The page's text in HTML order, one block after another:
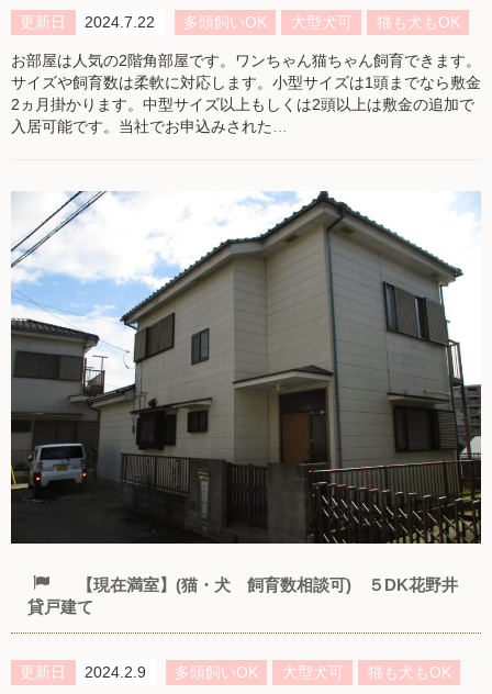
更新日 2024.7.22 多頭飼いOK 大型犬可 猫も犬もOK
お部屋は人気の2階角部屋です。ワンちゃん猫ちゃん飼育できます。
サイズや飼育数は柔軟に対応します。小型サイズは1頭までなら敷金
2ヵ月掛かります。中型サイズ以上もしくは2頭以上は敷金の追加で
入居可能です。当社でお申込みされた
【現在満室】(猫・犬 飼育数相談可) ５DK花野井
貸戸建て
更新日 2024.2.9 多頭飼いOK 大型犬可 猫も犬もOK